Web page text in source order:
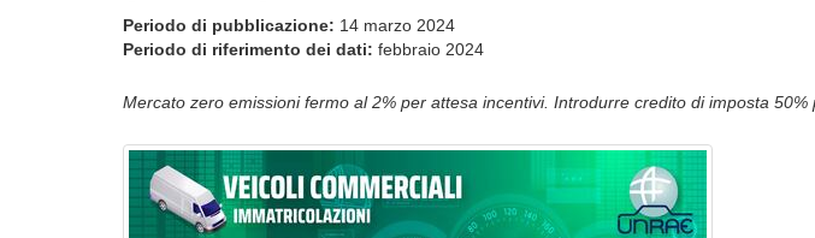
Periodo di pubblicazione: 14 marzo 2024
Periodo di riferimento dei dati: febbraio 2024
Mercato zero emissioni fermo al 2% per attesa incentivi. Introdurre credito di imposta